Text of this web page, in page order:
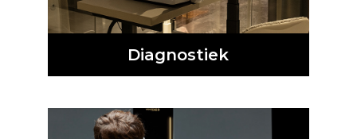
Diagnostiek